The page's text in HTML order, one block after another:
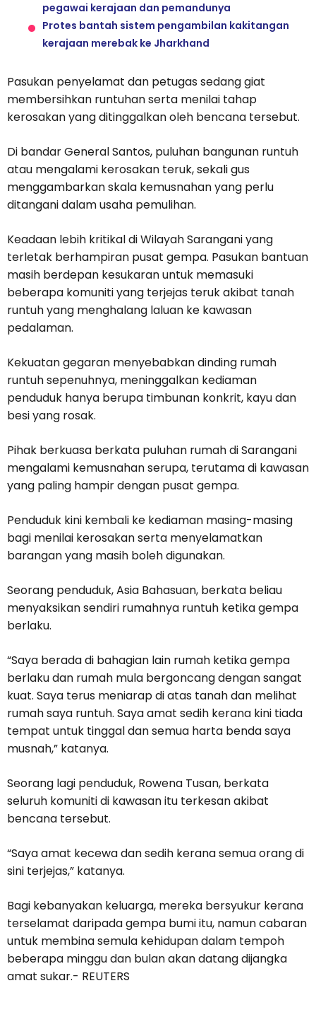
pegawai kerajaan dan pemandunya
Protes bantah sistem pengambilan kakitangan
kerajaan merebak ke Jharkhand
Pasukan penyelamat dan petugas sedang giat
membersihkan runtuhan serta menilai tahap
kerosakan yang ditinggalkan oleh bencana tersebut.
Di bandar General Santos, puluhan bangunan runtuh
atau mengalami kerosakan teruk, sekali gus
menggambarkan skala kemusnahan yang perlu
ditangani dalam usaha pemulihan.
Keadaan lebih kritikal di Wilayah Sarangani yang
terletak berhampiran pusat gempa. Pasukan bantuan
masih berdepan kesukaran untuk memasuki
beberapa komuniti yang terjejas teruk akibat tanah
runtuh yang menghalang laluan ke kawasan
pedalaman.
Kekuatan gegaran menyebabkan dinding rumah
runtuh sepenuhnya, meninggalkan kediaman
penduduk hanya berupa timbunan konkrit, kayu dan
besi yang rosak.
Pihak berkuasa berkata puluhan rumah di Sarangani
mengalami kemusnahan serupa, terutama di kawasan
yang paling hampir dengan pusat gempa.
Penduduk kini kembali ke kediaman masing-masing
bagi menilai kerosakan serta menyelamatkan
barangan yang masih boleh digunakan.
Seorang penduduk, Asia Bahasuan, berkata beliau
menyaksikan sendiri rumahnya runtuh ketika gempa
berlaku.
“Saya berada di bahagian lain rumah ketika gempa
berlaku dan rumah mula bergoncang dengan sangat
kuat. Saya terus meniarap di atas tanah dan melihat
rumah saya runtuh. Saya amat sedih kerana kini tiada
tempat untuk tinggal dan semua harta benda saya
musnah,” katanya.
Seorang lagi penduduk, Rowena Tusan, berkata
seluruh komuniti di kawasan itu terkesan akibat
bencana tersebut.
“Saya amat kecewa dan sedih kerana semua orang di
sini terjejas,” katanya.
Bagi kebanyakan keluarga, mereka bersyukur kerana
terselamat daripada gempa bumi itu, namun cabaran
untuk membina semula kehidupan dalam tempoh
beberapa minggu dan bulan akan datang dijangka
amat sukar.- REUTERS